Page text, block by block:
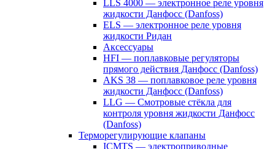
LLS 4000 — электронное реле уровня
жидкости Данфосс (Danfoss)
ELS — электронное реле уровня
жидкости Ридан
Аксессуары
HFI — поплавковые регуляторы
прямого действия Данфосс (Danfoss)
AKS 38 — поплавковое реле уровня
жидкости Данфосс (Danfoss)
LLG — Смотровые стёкла для
контроля уровня жидкости Данфосс
(Danfoss)
Терморегулирующие клапаны
ICMTS — электроприводные